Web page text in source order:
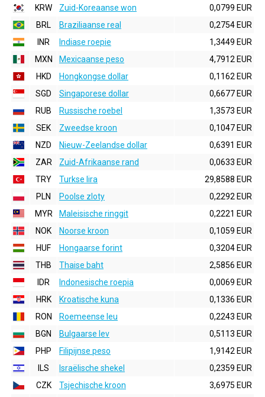
KRW
Zuid-Koreaanse won
0,0799 EUR
BRL
Braziliaanse real
0,2754 EUR
INR
Indiase roepie
1,3449 EUR
MXN
Mexicaanse peso
4,7912 EUR
HKD
Hongkongse dollar
0,1162 EUR
SGD
Singaporese dollar
0,6677 EUR
RUB
Russische roebel
1,3573 EUR
SEK
Zweedse kroon
0,1047 EUR
NZD
Nieuw-Zeelandse dollar
0,6391 EUR
ZAR
Zuid-Afrikaanse rand
0,0633 EUR
TRY
Turkse lira
29,8588 EUR
PLN
Poolse zloty
0,2292 EUR
MYR
Maleisische ringgit
0,2221 EUR
NOK
Noorse kroon
0,1059 EUR
HUF
Hongaarse forint
0,3204 EUR
THB
Thaise baht
2,5856 EUR
IDR
Indonesische roepia
0,0069 EUR
HRK
Kroatische kuna
0,1336 EUR
RON
Roemeense leu
0,2243 EUR
BGN
Bulgaarse lev
0,5113 EUR
PHP
Filipijnse peso
1,9142 EUR
ILS
Israëlische shekel
0,2359 EUR
CZK
Tsjechische kroon
3,6975 EUR